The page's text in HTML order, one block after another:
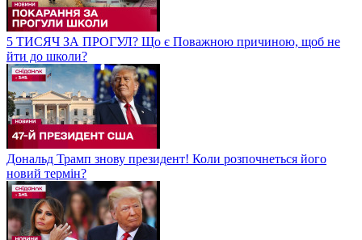
5 ТИСЯЧ ЗА ПРОГУЛ? Що є Поважною причиною, щоб не
йти до школи?
Дональд Трамп знову президент! Коли розпочнеться його
новий термін?